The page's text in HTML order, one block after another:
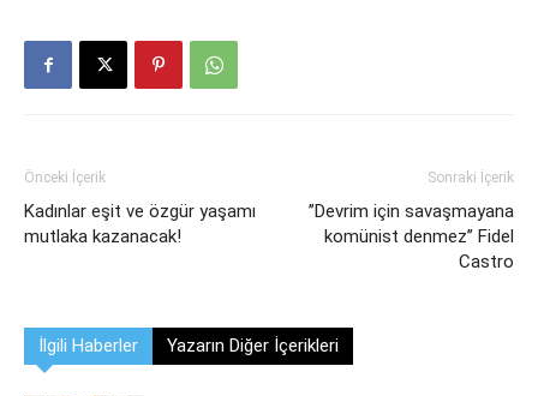
Önceki İçerik
Kadınlar eşit ve özgür yaşamı
mutlaka kazanacak!
Sonraki İçerik
’’Devrim için savaşmayana
komünist denmez’’ Fidel
Castro
İlgili Haberler Yazarın Diğer İçerikleri